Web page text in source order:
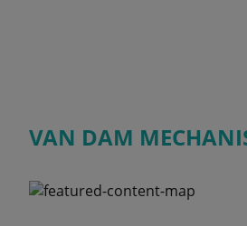
VAN DAM